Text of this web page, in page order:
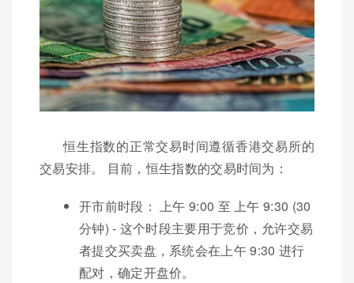
恒生指数的正常交易时间遵循香港交易所的
交易安排。 目前，恒生指数的交易时间为：
开市前时段： 上午 9:00 至 上午 9:30 (30
分钟) - 这个时段主要用于竞价，允许交易
者提交买卖盘，系统会在上午 9:30 进行
配对，确定开盘价。